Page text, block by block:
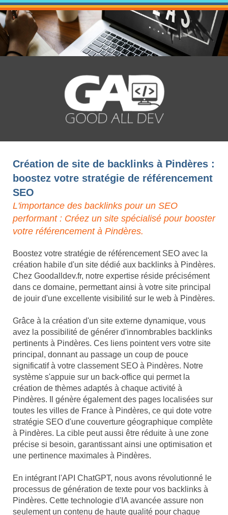
Création de site de backlinks à Pindères :
boostez votre stratégie de référencement
SEO
L'importance des backlinks pour un SEO
performant : Créez un site spécialisé pour booster
votre référencement à Pindères.
Boostez votre stratégie de référencement SEO avec la
création habile d'un site dédié aux backlinks à Pindères.
Chez Goodalldev.fr, notre expertise réside précisément
dans ce domaine, permettant ainsi à votre site principal
de jouir d'une excellente visibilité sur le web à Pindères.
Grâce à la création d'un site externe dynamique, vous
avez la possibilité de générer d'innombrables backlinks
pertinents à Pindères. Ces liens pointent vers votre site
principal, donnant au passage un coup de pouce
significatif à votre classement SEO à Pindères. Notre
système s'appuie sur un back-office qui permet la
création de thèmes adaptés à chaque activité à
Pindères. Il génère également des pages localisées sur
toutes les villes de France à Pindères, ce qui dote votre
stratégie SEO d'une couverture géographique complète
à Pindères. La cible peut aussi être réduite à une zone
précise si besoin, garantissant ainsi une optimisation et
une pertinence maximales à Pindères.
En intégrant l'API ChatGPT, nous avons révolutionné le
processus de génération de texte pour vos backlinks à
Pindères. Cette technologie d'IA avancée assure non
seulement un contenu de haute qualité pour chaque